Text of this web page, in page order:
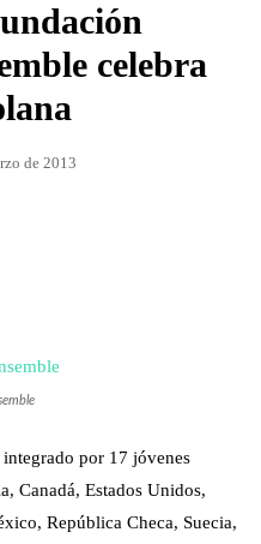
celebra
de 2013
por 17 jóvenes
Canadá, Estados Unidos,
República Checa, Suecia,